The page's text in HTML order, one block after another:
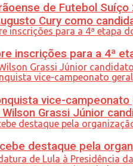
Cury como
Grassi Júnior
de Futebol
inscrições para a 4ª
vice-
destaque pela